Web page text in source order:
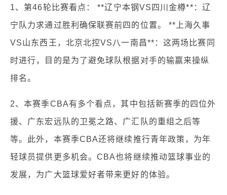
1、第46轮比赛看点： **辽宁本钢VS四川金樽**：辽
宁队力求通过胜利确保联赛前四的位置。 **上海久事
VS山东西王，北京北控VS八一南昌**：这两场比赛同
时进行，目的是为了避免球队根据对手的输赢来操纵
排名。
2、本赛季CBA有多个看点，其中包括新赛季的四位外
援、广东宏远队的卫冕之路、广汇队的重组之后等
等。此外，本赛季CBA还将继续推行青年政策，为年
轻球员提供更多机会。CBA也将继续推动篮球事业的
发展，为广大篮球爱好者带来更好的体验。